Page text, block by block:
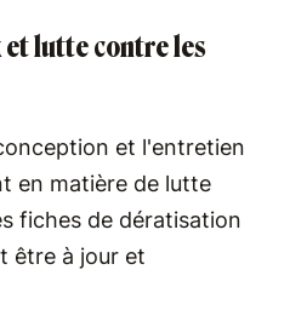
lutte contre les
et l'entretien
en matière de lutte
fiches de dératisation
être à jour et